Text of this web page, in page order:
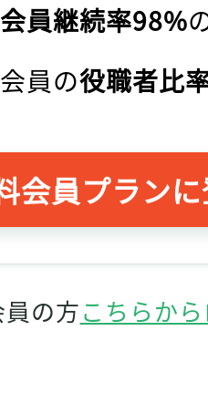
員継続率98%
員の役職者比
会員プラン
員の方こちらか